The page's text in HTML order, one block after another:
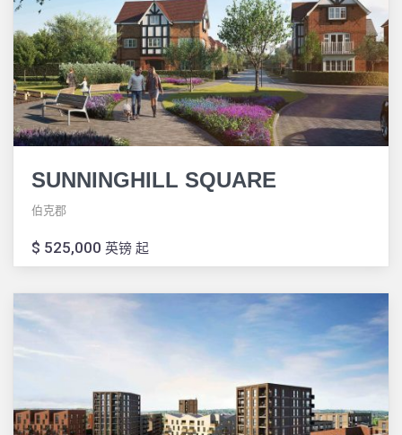
SUNNINGHILL SQUARE
伯克郡
$ 525,000 英镑 起